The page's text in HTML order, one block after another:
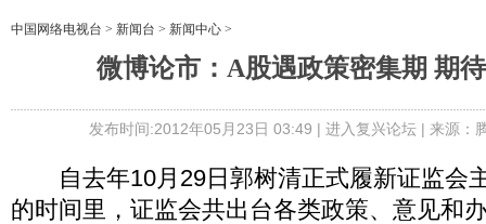
中国网络电视台 > 新闻台 > 新闻中心 >
微博论市：A股遇政策密集期 期
发布时间:2012年05月23日 03:49 | 进入复兴论坛| 来源：
自去年10月29日郭树清正式履新证监会
的时间里，证监会共出台各类政策、意见和